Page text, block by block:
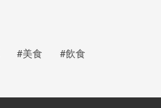
#美食 #飲食